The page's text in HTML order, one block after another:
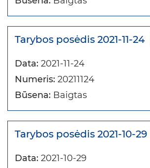
Tarybos posėdis 2021-11-24
Data: 2021-11-24
Numeris: 20211124
Būsena: Baigtas
Tarybos posėdis 2021-10-29
Data: 2021-10-29